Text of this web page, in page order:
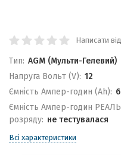
Написати
Тип: AGM (Мульти-Гелевий)
Напруга Вольт (V): 12
Ємність Ампер-годин (Ah):
Ємність Ампер-годин
розряду: не тестувалася
Всі характеристики